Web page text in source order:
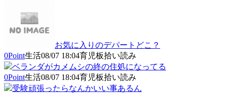
お気に入りのデパートどこ？
0Point生活08/07 18:04育児板拾い読み
ベランダがカメムシの終の住処になってる
0Point生活08/07 18:04育児板拾い読み
受験頑張ったらなんかいい事あるん